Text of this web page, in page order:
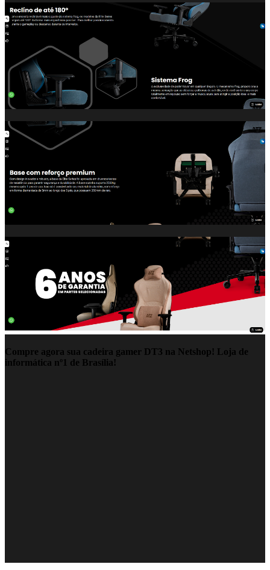
Compre agora sua cadeira gamer DT3 na Netshop! Loja de
informática nº1 de Brasília!